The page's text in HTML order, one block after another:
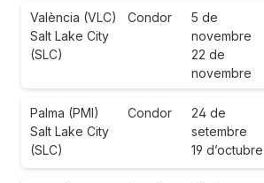
València (VLC)
Salt Lake City
(SLC)
Condor
5 de
novembre
22 de
novembre
Palma (PMI)
Salt Lake City
(SLC)
Condor
24 de
setembre
19 d’octubre